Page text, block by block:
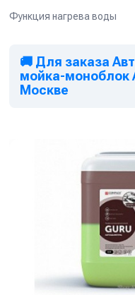
Проходить
Comet
по выгодной цене
характеристики и
Функция нагрева воды
🚚 Для заказа
мойка-моноблок
Москве